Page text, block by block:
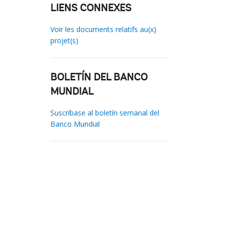
LIENS CONNEXES
Voir les documents relatifs au(x)
projet(s)
BOLETÍN DEL BANCO
MUNDIAL
Suscríbase al boletín semanal del
Banco Mundial